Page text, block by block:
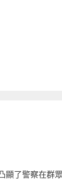
了警察在群